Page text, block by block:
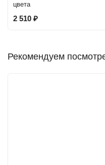
цвета
2 510 ₽
Рекомендуем